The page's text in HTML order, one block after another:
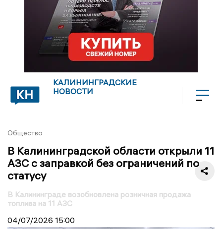
КАЛИНИНГРАДСКИЕ
НОВОСТИ
Общество
В Калининградской области открыли 11
АЗС с заправкой без ограничений по
статусу
В Калининграде возобновлена розничная продажа
топлива на 11 АЗС
04/07/2026 15:00